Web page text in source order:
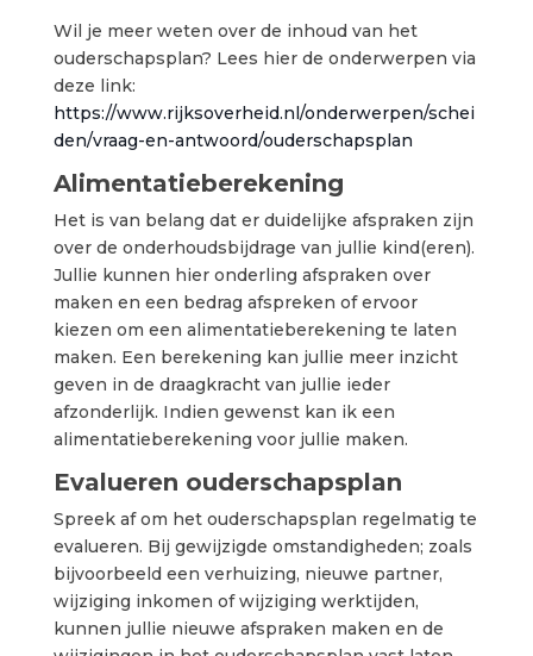
Wil je meer weten over de inhoud van het
ouderschapsplan? Lees hier de onderwerpen via
deze link:
https://www.rijksoverheid.nl/onderwerpen/schei
den/vraag-en-antwoord/ouderschapsplan
Alimentatieberekening
Het is van belang dat er duidelijke afspraken zijn
over de onderhoudsbijdrage van jullie kind(eren).
Jullie kunnen hier onderling afspraken over
maken en een bedrag afspreken of ervoor
kiezen om een alimentatieberekening te laten
maken. Een berekening kan jullie meer inzicht
geven in de draagkracht van jullie ieder
afzonderlijk. Indien gewenst kan ik een
alimentatieberekening voor jullie maken.
Evalueren ouderschapsplan
Spreek af om het ouderschapsplan regelmatig te
evalueren. Bij gewijzigde omstandigheden; zoals
bijvoorbeeld een verhuizing, nieuwe partner,
wijziging inkomen of wijziging werktijden,
kunnen jullie nieuwe afspraken maken en de